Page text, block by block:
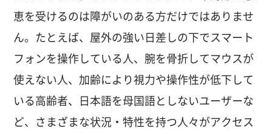
恵を受けるのは障がいのある方だけではありませ
ん。たとえば、屋外の強い日差しの下でスマート
フォンを操作している人、腕を骨折してマウスが
使えない人、加齢により視力や操作性が低下して
いる高齢者、日本語を母国語としないユーザーな
ど、さまざまな状況・特性を持つ人々がアクセス